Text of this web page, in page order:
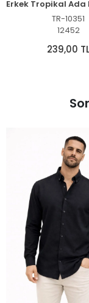
TR-10351
12452
239,00